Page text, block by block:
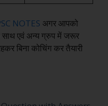
NOTES अगर आपको
साथ एवं अन्य ग्रुप में जरूर
बिना कोचिंग कर तैयारी